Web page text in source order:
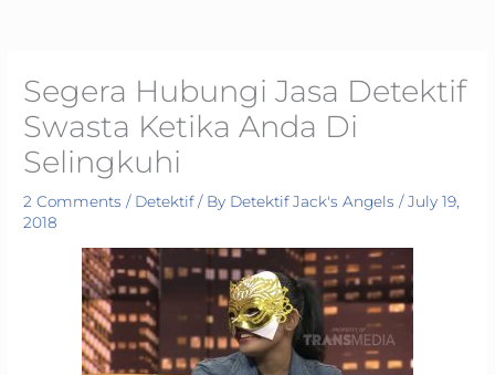
Segera Hubungi Jasa Detektif
Swasta Ketika Anda Di
Selingkuhi
2 Comments / Detektif/ By Detektif Jack's Angels/July 19,
2018